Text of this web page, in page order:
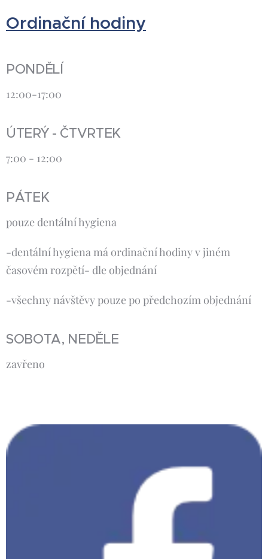
Ordinační hodiny
PONDĚLÍ
12:00-17:00
ÚTERÝ - ČTVRTEK
7:00 - 12:00
PÁTEK
pouze dentální hygiena
-dentální hygiena má ordinační hodiny v jiném
časovém rozpětí- dle objednání
-všechny návštěvy pouze po předchozím objednání
SOBOTA, NEDĚLE
zavřeno